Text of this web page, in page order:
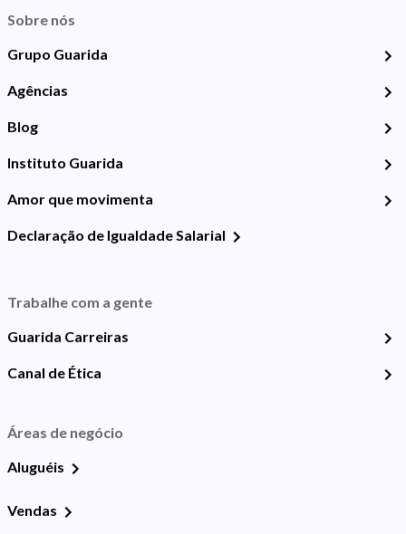
Sobre nós
Grupo Guarida
Agências
Blog
Instituto Guarida
Amor que movimenta
Declaração de Igualdade Salarial
Trabalhe com a gente
Guarida Carreiras
Canal de Ética
Áreas de negócio
Aluguéis
Vendas